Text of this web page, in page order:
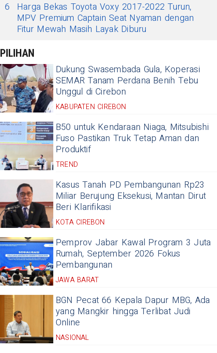
6
Harga Bekas Toyota Voxy 2017-2022 Turun,
MPV Premium Captain Seat Nyaman dengan
Fitur Mewah Masih Layak Diburu
PILIHAN
Dukung Swasembada Gula, Koperasi
SEMAR Tanam Perdana Benih Tebu
Unggul di Cirebon
KABUPATEN CIREBON
B50 untuk Kendaraan Niaga, Mitsubishi
Fuso Pastikan Truk Tetap Aman dan
Produktif
TREND
Kasus Tanah PD Pembangunan Rp23
Miliar Berujung Eksekusi, Mantan Dirut
Beri Klarifikasi
KOTA CIREBON
Pemprov Jabar Kawal Program 3 Juta
Rumah, September 2026 Fokus
Pembangunan
JAWA BARAT
BGN Pecat 66 Kepala Dapur MBG, Ada
yang Mangkir hingga Terlibat Judi
Online
NASIONAL